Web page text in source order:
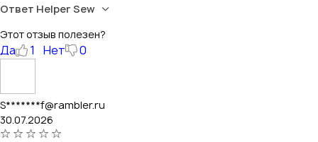
Ответ Helper Sew
Этот отзыв полезен?
Да 1 Нет 0
S*******f@rambler.ru
30.07.2026